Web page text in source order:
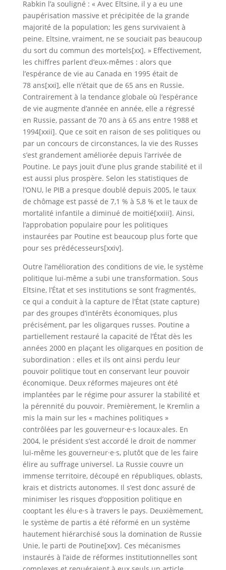
Rabkin l’a souligné : « Avec Eltsine, il y a eu une
paupérisation massive et précipitée de la grande
majorité de la population; les gens survivaient à
peine. Eltsine, vraiment, ne se souciait pas beaucoup
du sort du commun des mortels[xx]. » Effectivement,
les chiffres parlent d’eux-mêmes : alors que
l’espérance de vie au Canada en 1995 était de
78 ans[xxi], elle n’était que de 65 ans en Russie.
Contrairement à la tendance globale où l’espérance
de vie augmente d’année en année, elle a régressé
en Russie, passant de 70 ans à 65 ans entre 1988 et
1994[xxii]. Que ce soit en raison de ses politiques ou
par un concours de circonstances, la vie des Russes
s’est grandement améliorée depuis l’arrivée de
Poutine. Le pays jouit d’une plus grande stabilité et il
est aussi plus prospère. Selon les statistiques de
l’ONU, le PIB a presque doublé depuis 2005, le taux
de chômage est passé de 7,1 % à 5,8 % et le taux de
mortalité infantile a diminué de moitié[xxiii]. Ainsi,
l’approbation populaire pour les politiques
instaurées par Poutine est beaucoup plus forte que
pour ses prédécesseurs[xxiv].
Outre l’amélioration des conditions de vie, le système
politique lui-même a subi une transformation. Sous
Eltsine, l’État et ses institutions se sont fragmentés,
ce qui a conduit à la capture de l’État (state capture)
par des groupes d’intérêts économiques, plus
précisément, par les oligarques russes. Poutine a
partiellement restauré la capacité de l’État dès les
années 2000 en plaçant les oligarques en position de
subordination : elles et ils ont ainsi perdu leur
pouvoir politique tout en conservant leur pouvoir
économique. Deux réformes majeures ont été
implantées par le régime pour assurer la stabilité et
la pérennité du pouvoir. Premièrement, le Kremlin a
mis la main sur les « machines politiques »
contrôlées par les gouverneur·e·s locaux·ales. En
2004, le président s’est accordé le droit de nommer
lui-même les gouverneur·e·s, plutôt que de les faire
élire au suffrage universel. La Russie couvre un
immense territoire, découpé en républiques, oblasts,
kraïs et districts autonomes. Il s’est donc assuré de
minimiser les risques d’opposition politique en
cooptant les élu·e·s à travers le pays. Deuxièmement,
le système de partis a été réformé en un système
hautement hiérarchisé sous la domination de Russie
Unie, le parti de Poutine[xxv]. Ces mécanismes
instaurés à l’aide de réformes institutionnelles sont